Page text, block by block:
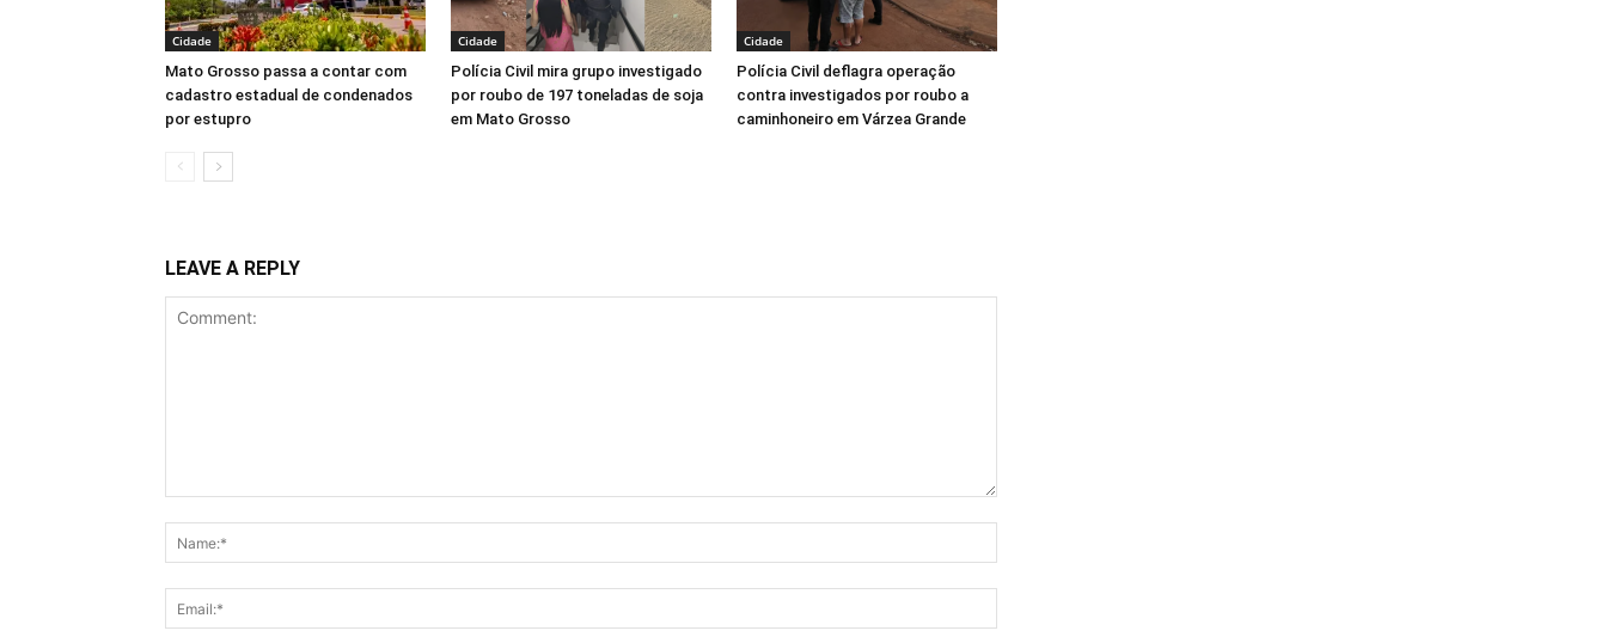
Cidade
Mato Grosso passa a contar com
cadastro estadual de condenados
por estupro
Cidade
Polícia Civil mira grupo investigado
por roubo de 197 toneladas de soja
em Mato Grosso
Cidade
Polícia Civil deflagra operação
contra investigados por roubo a
caminhoneiro em Várzea Grande
LEAVE A REPLY